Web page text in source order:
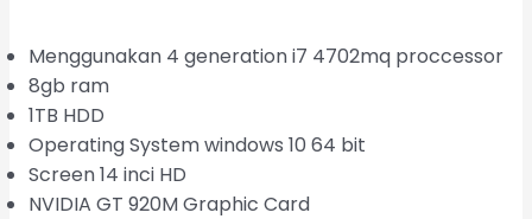
Menggunakan 4 generation i7 4702mq proccessor
8gb ram
1TB HDD
Operating System windows 10 64 bit
Screen 14 inci HD
NVIDIA GT 920M Graphic Card